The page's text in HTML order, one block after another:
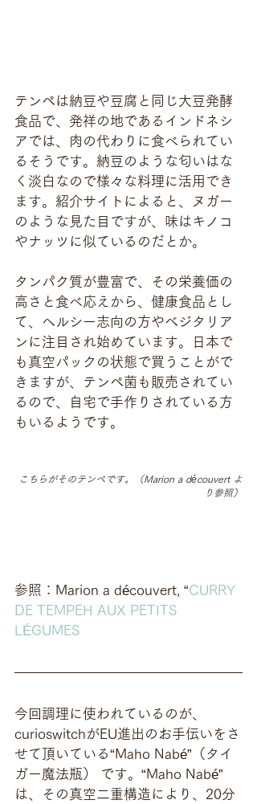
テンペは納豆や豆腐と同じ大豆発酵
食品で、発祥の地であるインドネシ
アでは、肉の代わりに食べられてい
るそうです。納豆のような匂いはな
く淡白なので様々な料理に活用でき
ます。紹介サイトによると、ヌガー
のような見た目ですが、味はキノコ
やナッツに似ているのだとか。
タンパク質が豊富で、その栄養価の
高さと食べ応えから、健康食品とし
て、ヘルシー志向の方やベジタリア
ンに注目され始めています。日本で
も真空パックの状態で買うことがで
きますが、テンペ菌も販売されてい
るので、自宅で手作りされている方
もいるようです。
こちらがそのテンペです。（Marion a découvert よ
り参照）
参照：Marion a découvert, “CURRY
DE TEMPEH AUX PETITS
LÉGUMES
今回調理に使われているのが、
curioswitchがEU進出のお手伝いをさ
せて頂いている“Maho Nabé”（タイ
ガー魔法瓶） です。“Maho Nabé”
は、その真空二重構造により、20分